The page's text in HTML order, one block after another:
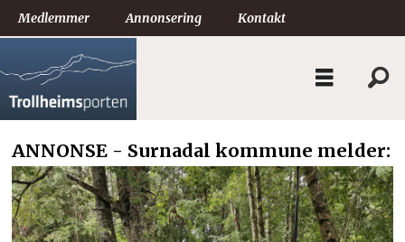
Medlemmer Annonsering Kontakt
ANNONSE - Surnadal kommune melder: